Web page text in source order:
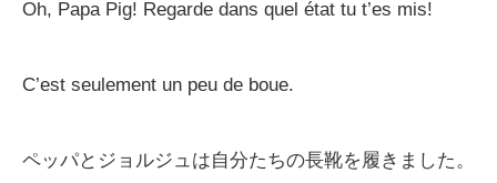
Oh, Papa Pig! Regarde dans quel état tu t’es mis!
C’est seulement un peu de boue.
ペッパとジョルジュは自分たちの長靴を履きました。